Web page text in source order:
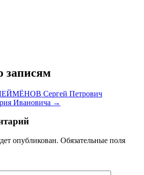
записям
Сергей Петрович
Ивановича →
опубликован. Обязательные поля